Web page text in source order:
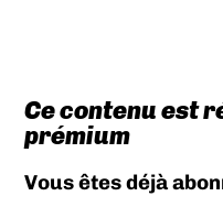
Ce contenu est
prémium
Vous êtes déjà